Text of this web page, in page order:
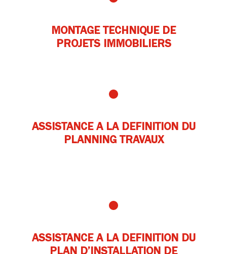
MONTAGE TECHNIQUE DE
PROJETS IMMOBILIERS
ASSISTANCE A LA DEFINITION DU
PLANNING TRAVAUX
ASSISTANCE A LA DEFINITION DU